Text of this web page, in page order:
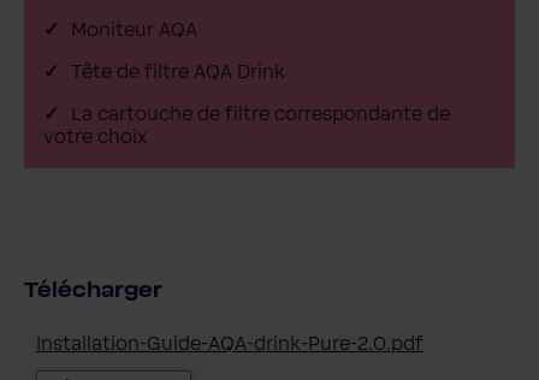
Moniteur AQA
Tête de filtre AQA Drink
La cartouche de filtre correspondante de
votre choix
Télécharger
Installation-Guide-AQA-drink-Pure-2.0.pdf